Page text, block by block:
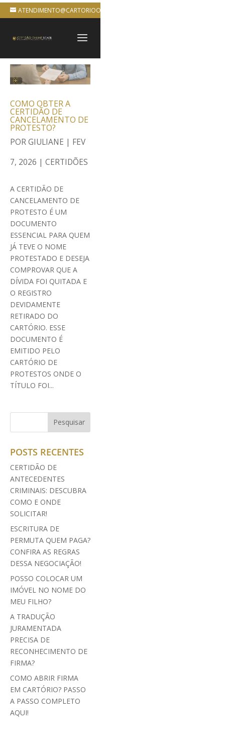
ATENDIMENTO@CARTORIOONLINEBRASIL.COM.BR
COMO OBTER A
CERTIDÃO DE
CANCELAMENTO DE
PROTESTO?
PORGIULIANE | FEV
7, 2026 | CERTIDÕES
A CERTIDÃO DE
CANCELAMENTO DE
PROTESTO É UM
DOCUMENTO
ESSENCIAL PARA QUEM
JÁ TEVE O NOME
PROTESTADO E DESEJA
COMPROVAR QUE A
DÍVIDA FOI QUITADA E
O REGISTRO
DEVIDAMENTE
RETIRADO DO
CARTÓRIO. ESSE
DOCUMENTO É
EMITIDO PELO
CARTÓRIO DE
PROTESTOS ONDE O
TÍTULO FOI...
POSTS RECENTES
CERTIDÃO DE
ANTECEDENTES
CRIMINAIS: DESCUBRA
COMO E ONDE
SOLICITAR!
ESCRITURA DE
PERMUTA QUEM PAGA?
CONFIRA AS REGRAS
DESSA NEGOCIAÇÃO!
POSSO COLOCAR UM
IMÓVEL NO NOME DO
MEU FILHO?
A TRADUÇÃO
JURAMENTADA
PRECISA DE
RECONHECIMENTO DE
FIRMA?
COMO ABRIR FIRMA
EM CARTÓRIO? PASSO
A PASSO COMPLETO
AQUI!